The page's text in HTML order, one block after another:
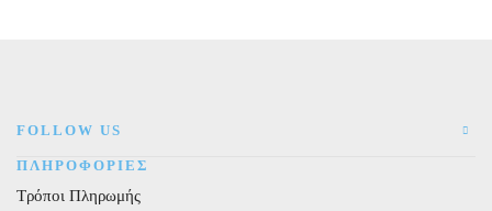
FOLLOW US
ΠΛΗΡΟΦΟΡΙΕΣ
Τρόποι Πληρωμής